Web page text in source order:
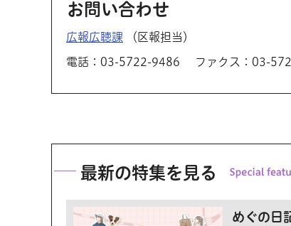
お問い合わせ
広報広聴課 （区報担当）
電話：03-5722-9486 ファクス：03-
最新の特集を見る
めぐの日